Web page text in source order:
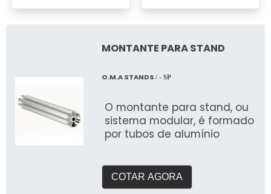
MONTANTE PARA STAND
O.M.A STANDS / - SP
O montante para stand, ou
sistema modular, é formado
por tubos de alumínio
COTAR AGORA